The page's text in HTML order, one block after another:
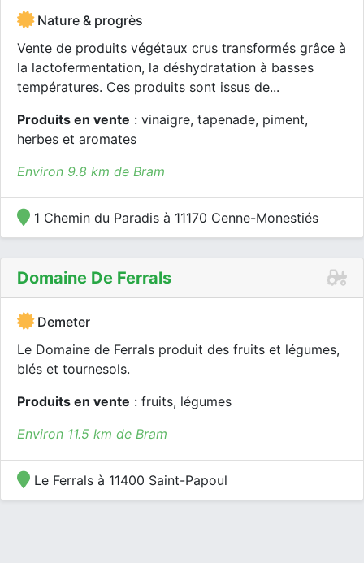
Nature & progrès
Vente de produits végétaux crus transformés grâce à
la lactofermentation, la déshydratation à basses
températures. Ces produits sont issus de...
Produits en vente : vinaigre, tapenade, piment,
herbes et aromates
Environ 9.8 km de Bram
1 Chemin du Paradis à 11170 Cenne-Monestiés
Domaine De Ferrals
Demeter
Le Domaine de Ferrals produit des fruits et légumes,
blés et tournesols.
Produits en vente : fruits, légumes
Environ 11.5 km de Bram
Le Ferrals à 11400 Saint-Papoul